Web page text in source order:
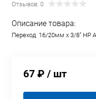
Отзывов: 0
Описание товара:
Переход 16/20мм x 3/8" НР
67 ₽ / шт